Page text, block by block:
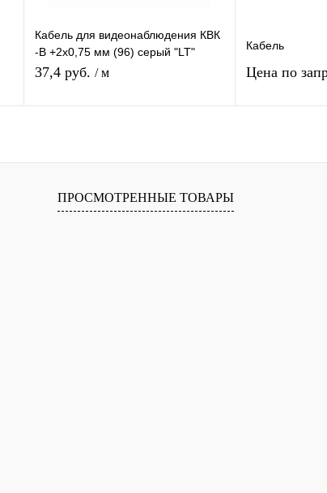
Кабель для видеонаблюдения КВК
-В +2х0,75 мм (96) серый "LT"
PROCONNECT (200)
37,4 руб. / м
В избранное Недоступно
Кабель
Цена по
ПРОСМОТРЕННЫЕ ТОВАРЫ